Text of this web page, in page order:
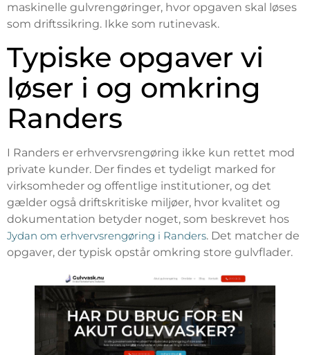
maskinelle gulvrengøringer, hvor opgaven skal løses
som driftssikring. Ikke som rutinevask.
Typiske opgaver vi
løser i og omkring
Randers
I Randers er erhvervsrengøring ikke kun rettet mod
private kunder. Der findes et tydeligt marked for
virksomheder og offentlige institutioner, og det
gælder også driftskritiske miljøer, hvor kvalitet og
dokumentation betyder noget, som beskrevet hos
Jydan om erhvervsrengøring i Randers. Det matcher de
opgaver, der typisk opstår omkring store gulvflader.